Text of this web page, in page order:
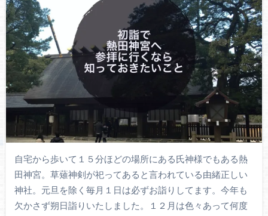
自宅から歩いて１５分ほどの場所にある氏神様でもある熱
田神宮。草薙神剣が祀ってあると言われている由緒正しい
神社。元旦を除く毎月１日は必ずお詣りしてます。今年も
欠かさず朔日詣りいたしました。１２月は色々あって何度